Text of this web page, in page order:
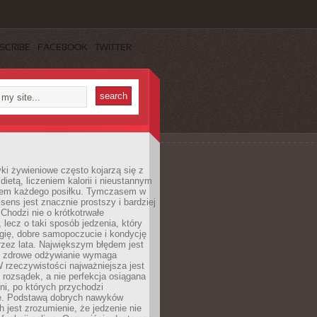
FACEBOOK TWITTER
żywieniowe często kojarzą się z
liczeniem kalorii i nieustannym
każdego posiłku. Tymczasem w
jest znacznie prostszy i bardziej
nie o krótkotrwałe
lecz o taki sposób jedzenia, który
dobre samopoczucie i kondycję
lata. Największym błędem jest
odżywianie wymaga
rzeczywistości najważniejsza jest
rozsądek, a nie perfekcja osiągana
po których przychodzi
Podstawą dobrych nawyków
jest zrozumienie, że jedzenie nie